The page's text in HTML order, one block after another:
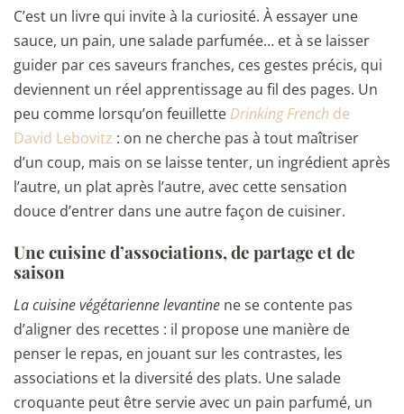
C’est un livre qui invite à la curiosité. À essayer une
sauce, un pain, une salade parfumée… et à se laisser
guider par ces saveurs franches, ces gestes précis, qui
deviennent un réel apprentissage au fil des pages. Un
peu comme lorsqu’on feuillette Drinking French de
David Lebovitz : on ne cherche pas à tout maîtriser
d’un coup, mais on se laisse tenter, un ingrédient après
l’autre, un plat après l’autre, avec cette sensation
douce d’entrer dans une autre façon de cuisiner.
Une cuisine d’associations, de partage et de
saison
La cuisine végétarienne levantine ne se contente pas
d’aligner des recettes : il propose une manière de
penser le repas, en jouant sur les contrastes, les
associations et la diversité des plats. Une salade
croquante peut être servie avec un pain parfumé, un